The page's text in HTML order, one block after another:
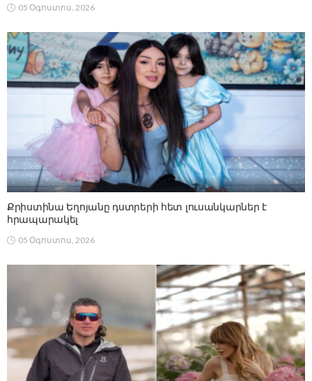
05 Օգոստոս, 2026
Քրիստինա Եղոյանը դստրերի հետ լուսանկարներ է
հրապարակել
05 Օգոստոս, 2026